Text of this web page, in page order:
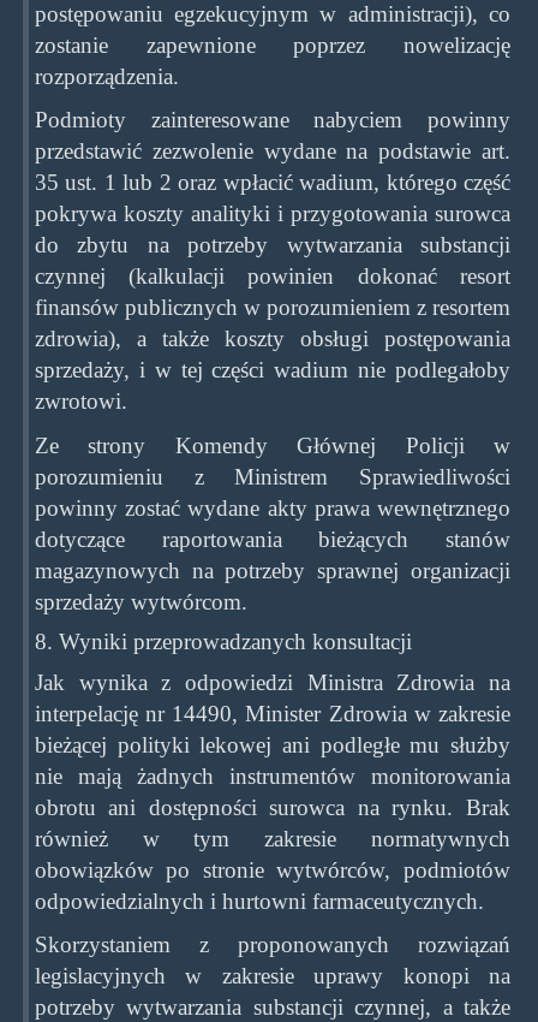
postępowaniu egzekucyjnym w administracji), co
zostanie zapewnione poprzez nowelizację
rozporządzenia.
Podmioty zainteresowane nabyciem powinny
przedstawić zezwolenie wydane na podstawie art.
35 ust. 1 lub 2 oraz wpłacić wadium, którego część
pokrywa koszty analityki i przygotowania surowca
do zbytu na potrzeby wytwarzania substancji
czynnej (kalkulacji powinien dokonać resort
finansów publicznych w porozumieniem z resortem
zdrowia), a także koszty obsługi postępowania
sprzedaży, i w tej części wadium nie podlegałoby
zwrotowi.
Ze strony Komendy Głównej Policji w
porozumieniu z Ministrem Sprawiedliwości
powinny zostać wydane akty prawa wewnętrznego
dotyczące raportowania bieżących stanów
magazynowych na potrzeby sprawnej organizacji
sprzedaży wytwórcom.
8. Wyniki przeprowadzanych konsultacji
Jak wynika z odpowiedzi Ministra Zdrowia na
interpelację nr 14490, Minister Zdrowia w zakresie
bieżącej polityki lekowej ani podległe mu służby
nie mają żadnych instrumentów monitorowania
obrotu ani dostępności surowca na rynku. Brak
również w tym zakresie normatywnych
obowiązków po stronie wytwórców, podmiotów
odpowiedzialnych i hurtowni farmaceutycznych.
Skorzystaniem z proponowanych rozwiązań
legislacyjnych w zakresie uprawy konopi na
potrzeby wytwarzania substancji czynnej, a także